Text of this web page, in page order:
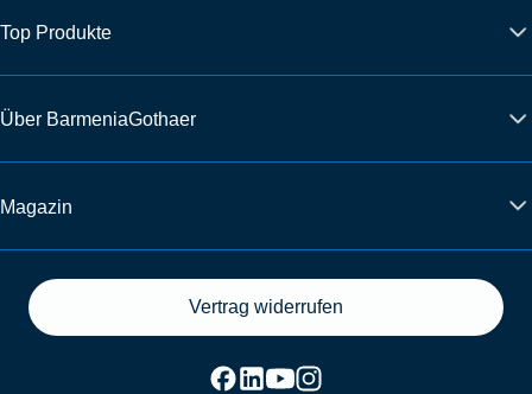
Top Produkte
Über BarmeniaGothaer
Magazin
Vertrag widerrufen